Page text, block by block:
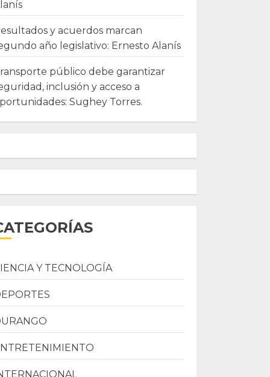
y acuerdos marcan
año legislativo: Ernesto Alanís
público debe garantizar
inclusión y acceso a
Sughey Torres.
Y TECNOLOGÍA